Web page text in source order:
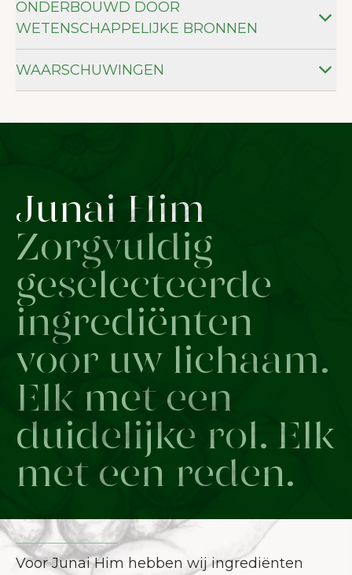
ONDERBOUWD DOOR
WETENSCHAPPELIJKE BRONNEN
WAARSCHUWINGEN
Junai Him
Zorgvuldig
geselecteerde
ingrediënten
voor uw lichaam.
Elk met een
duidelijke rol. Elk
met een reden.
Voor Junai Him hebben wij ingrediënten